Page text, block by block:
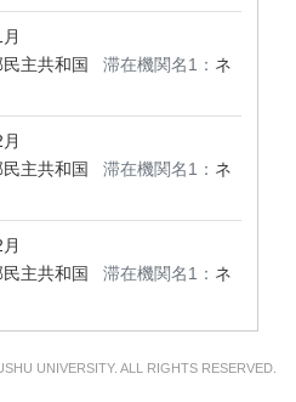
民主共和国 滞在機関名1： ネ
民主共和国 滞在機関名1： ネ
民主共和国 滞在機関名1： ネ
UNIVERSITY. ALL RIGHTS RESERVED.